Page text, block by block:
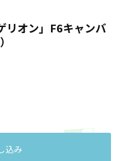
リオン」F6キャンバ
込み